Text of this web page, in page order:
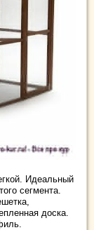
Идеальный
сегмента.
доска.